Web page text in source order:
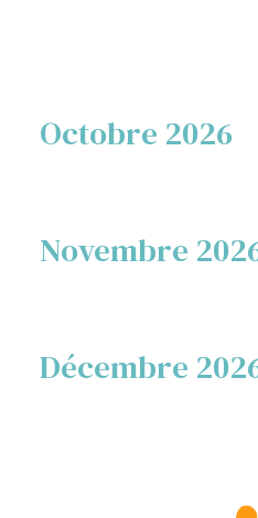
Octobre 2026
Novembre
Décembre